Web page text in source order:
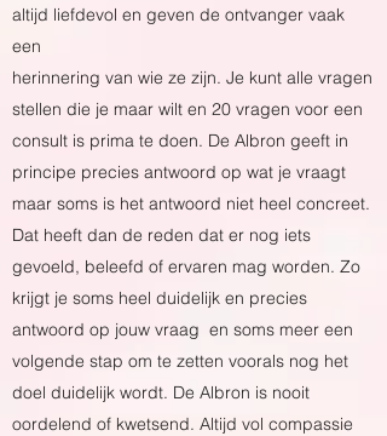
altijd liefdevol en geven de ontvanger vaak
een
herinnering van wie ze zijn. Je kunt alle vragen
stellen die je maar wilt en 20 vragen voor een
consult is prima te doen. De Albron geeft in
principe precies antwoord op wat je vraagt
maar soms is het antwoord niet heel concreet.
Dat heeft dan de reden dat er nog iets
gevoeld, beleefd of ervaren mag worden. Zo
krijgt je soms heel duidelijk en precies
antwoord op jouw vraag en soms meer een
volgende stap om te zetten voorals nog het
doel duidelijk wordt. De Albron is nooit
oordelend of kwetsend. Altijd vol compassie